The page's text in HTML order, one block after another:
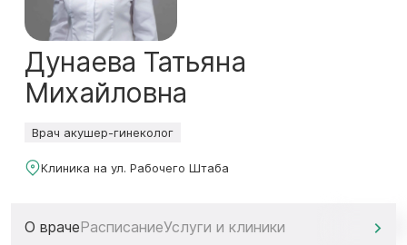
Дунаева Татьяна
Михайловна
Врач акушер-гинеколог
Клиника на ул. Рабочего Штаба
О врачеРасписаниеУслуги и клиники